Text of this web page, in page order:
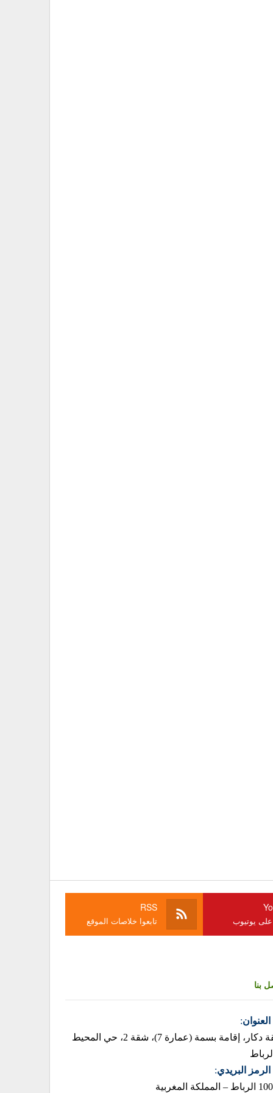
على يوتيوب
RSS
تابعوا خلاصات الموقع
بنا
العنوان:
زنقة دكار، إقامة بسمة (عمارة 7)، شقة 2، حي المحيط
الرمز البريدي:
المغربية